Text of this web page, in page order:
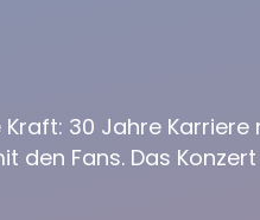
30 Jahre Karriere
den Fans. Das Konzert